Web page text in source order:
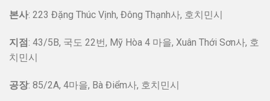
본사: 223 Đặng Thúc Vịnh, Đông Thạnh사, 호치민시
지점: 43/5B, 국도 22번, Mỹ Hòa 4 마을, Xuân Thới Sơn사, 호
치민시
공장: 85/2A, 4마을, Bà Điểm사, 호치민시